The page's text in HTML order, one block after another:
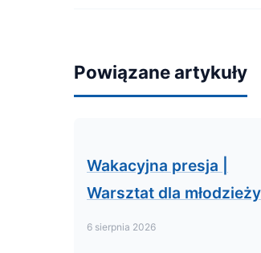
Powiązane artykuły
Wakacyjna presja |
Warsztat dla młodzieży
6 sierpnia 2026